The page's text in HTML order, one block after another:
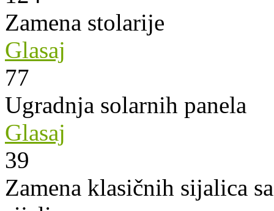
Zamena stolarije
Glasaj
77
Ugradnja solarnih panela
Glasaj
39
Zamena klasičnih sijalica